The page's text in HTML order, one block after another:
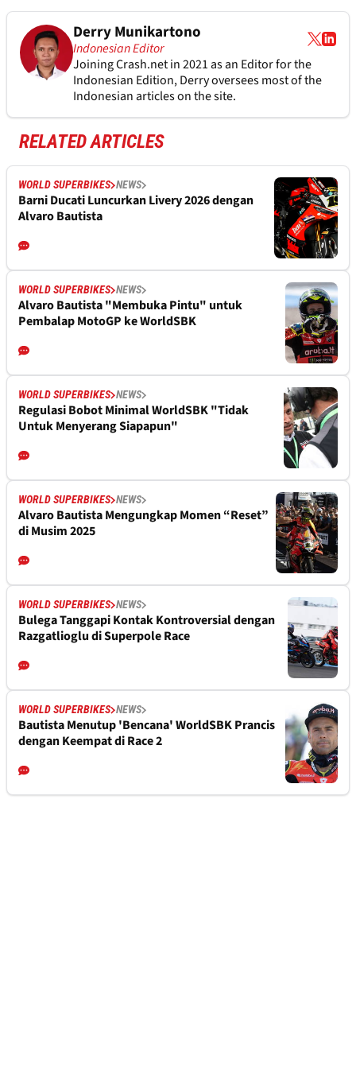
Derry Munikartono
Indonesian Editor
Joining Crash.net in 2021 as an Editor for the
Indonesian Edition, Derry oversees most of the
Indonesian articles on the site.
RELATED ARTICLES
WORLD SUPERBIKES NEWS
Barni Ducati Luncurkan Livery 2026 dengan
Alvaro Bautista
WORLD SUPERBIKES NEWS
Alvaro Bautista "Membuka Pintu" untuk
Pembalap MotoGP ke WorldSBK
WORLD SUPERBIKES NEWS
Regulasi Bobot Minimal WorldSBK "Tidak
Untuk Menyerang Siapapun"
WORLD SUPERBIKES NEWS
Alvaro Bautista Mengungkap Momen “Reset”
di Musim 2025
WORLD SUPERBIKES NEWS
Bulega Tanggapi Kontak Kontroversial dengan
Razgatlioglu di Superpole Race
WORLD SUPERBIKES NEWS
Bautista Menutup 'Bencana' WorldSBK Prancis
dengan Keempat di Race 2